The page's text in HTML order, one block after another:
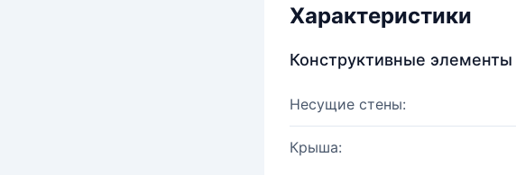
Характеристики
Конструктивные элементы
Несущие стены:
Крыша: